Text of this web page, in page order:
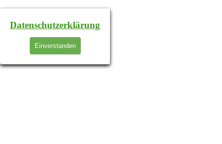
Datenschutzerklärung
Einverstanden